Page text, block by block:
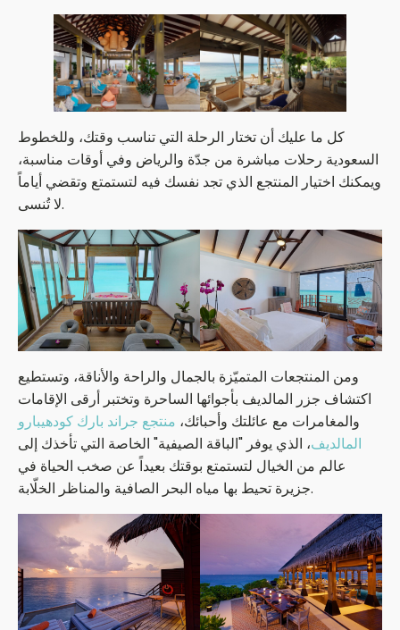
كل ما عليك أن تختار الرحلة التي تناسب وقتك، وللخطوط
السعودية رحلات مباشرة من جدّة والرياض وفي أوقات مناسبة،
ويمكنك اختيار المنتجع الذي تجد نفسك فيه لتستمتع وتقضي أياماً
لا تُنسى.
ومن المنتجعات المتميّزة بالجمال والراحة والأناقة، وتستطيع
اكتشاف جزر المالديف بأجوائها الساحرة وتختبر أرقى الإقامات
والمغامرات مع عائلتك وأحبائك، منتجع جراند بارك كودهيبارو
المالديف، الذي يوفر "الباقة الصيفية" الخاصة التي تأخذك إلى
عالم من الخيال لتستمتع بوقتك بعيداً عن صخب الحياة في
جزيرة تحيط بها مياه البحر الصافية والمناظر الخلّابة.